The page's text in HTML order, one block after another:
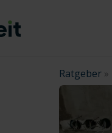
Ratgeber »